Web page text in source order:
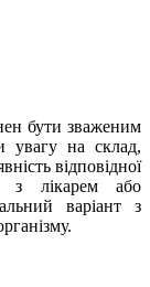
бути зваженим
увагу на склад,
відповідної
з лікарем або
варіант з